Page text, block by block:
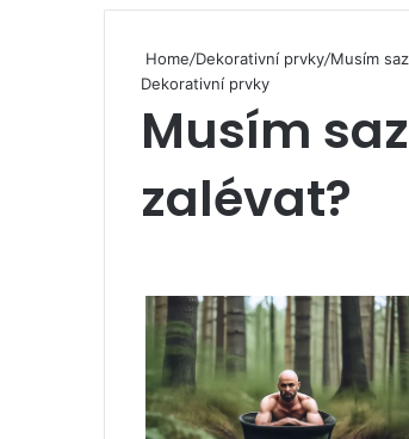
Home/Dekorativní prvky/Musím
Dekorativní prvky
Musím
zalévat?